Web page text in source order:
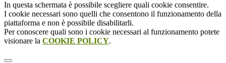
In questa schermata è possibile scegliere quali cookie consentire.
I cookie necessari sono quelli che consentono il funzionamento della
piattaforma e non è possibile disabilitarli.
Per conoscere quali sono i cookie necessari al funzionamento potete
visionare la COOKIE POLICY.